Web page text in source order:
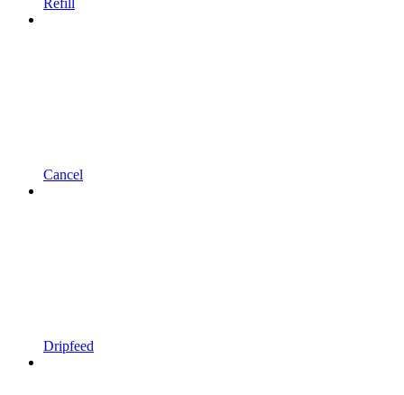
Cancel
Dripfeed